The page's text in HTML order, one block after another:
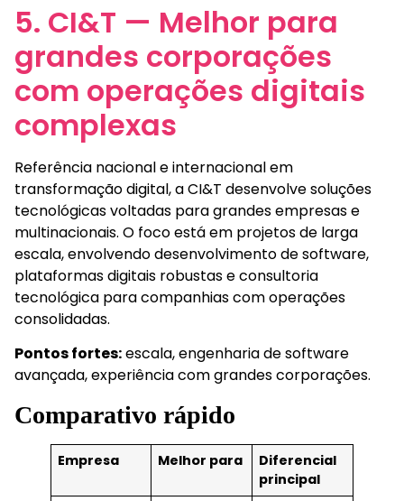
5. CI&T — Melhor para
grandes corporações
com operações digitais
complexas
Referência nacional e internacional em
transformação digital, a CI&T desenvolve soluções
tecnológicas voltadas para grandes empresas e
multinacionais. O foco está em projetos de larga
escala, envolvendo desenvolvimento de software,
plataformas digitais robustas e consultoria
tecnológica para companhias com operações
consolidadas.
Pontos fortes:escala, engenharia de software
avançada, experiência com grandes corporações.
Comparativo rápido
Empresa Melhor para
Diferencial
principal